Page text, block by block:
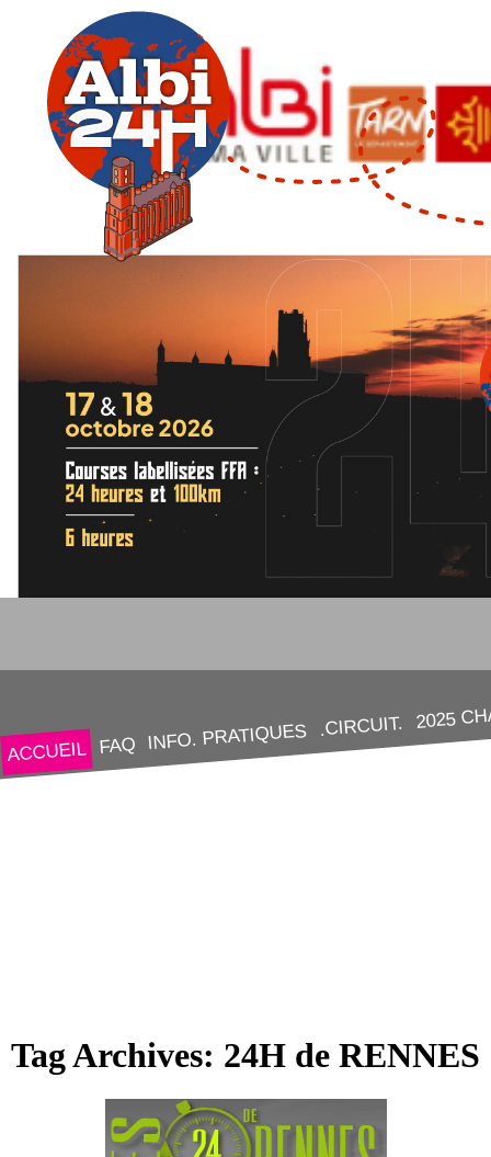
ACCUEIL FAQ INFO. PRATIQUES .CIRCUIT. 2025
Tag Archives: 24H de RENNES